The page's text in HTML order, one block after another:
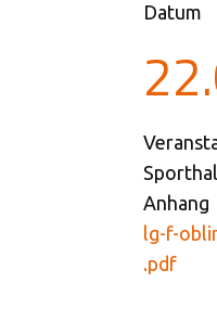
Datum
Anhang
lg-f-
.pdf